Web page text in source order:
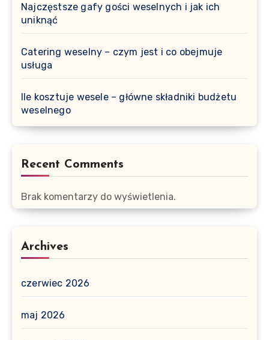
Najczęstsze gafy gości weselnych i jak ich
uniknąć
Catering weselny – czym jest i co obejmuje
usługa
Ile kosztuje wesele – główne składniki budżetu
weselnego
Recent Comments
Brak komentarzy do wyświetlenia.
Archives
czerwiec 2026
maj 2026